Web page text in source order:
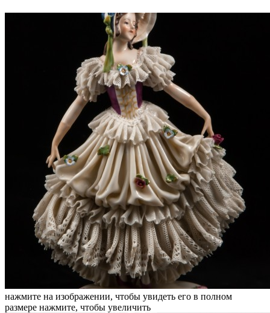
нажмите на изображении, чтобы увидеть его в полном
размере нажмите, чтобы увеличить